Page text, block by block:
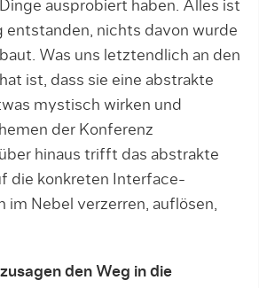
ausprobiert haben. Alles ist
entstanden, nichts davon wurde
Was uns letztendlich an den
ist, dass sie eine abstrakte
mystisch wirken und
der Konferenz
hinaus trifft das abstrakte
die konkreten Interface-
im Nebel verzerren, auflösen,
den Weg in die